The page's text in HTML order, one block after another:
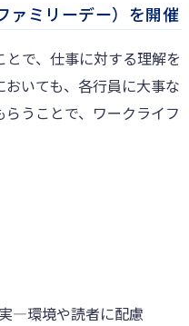
ァミリーデー）を開催
で、仕事に対する理解を
いても、各行員に大事な
うことで、ワークライフ
―環境や読者に配慮